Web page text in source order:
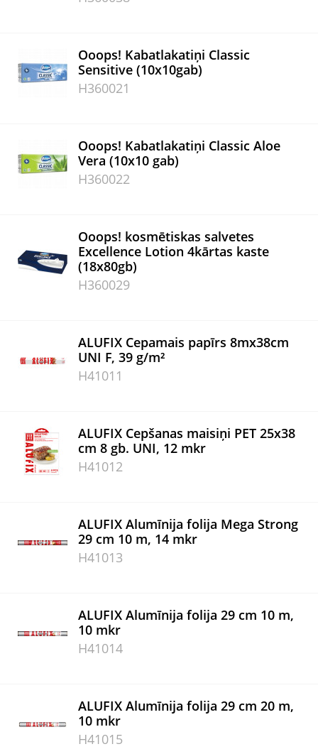
Ooops! Kabatlakatiņi Classic
Sensitive (10x10gab)
H360021
Ooops! Kabatlakatiņi Classic Aloe
Vera (10x10 gab)
H360022
Ooops! kosmētiskas salvetes
Excellence Lotion 4kārtas kaste
(18x80gb)
H360029
ALUFIX Cepamais papīrs 8mx38cm
UNI F, 39 g/m²
H41011
ALUFIX Cepšanas maisiņi PET 25x38
cm 8 gb. UNI, 12 mkr
H41012
ALUFIX Alumīnija folija Mega Strong
29 cm 10 m, 14 mkr
H41013
ALUFIX Alumīnija folija 29 cm 10 m,
10 mkr
H41014
ALUFIX Alumīnija folija 29 cm 20 m,
10 mkr
H41015